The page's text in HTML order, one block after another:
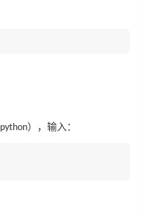
python），输入：